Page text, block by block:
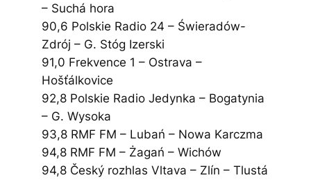
– Suchá hora
90,6 Polskie Radio 24 – Świeradów-
Zdrój – G. Stóg Izerski
91,0 Frekvence 1 – Ostrava –
Hošťálkovice
92,8 Polskie Radio Jedynka – Bogatynia
– G. Wysoka
93,8 RMF FM – Lubań – Nowa Karczma
94,8 RMF FM – Żagań – Wichów
94,8 Český rozhlas Vltava – Zlín – Tlustá